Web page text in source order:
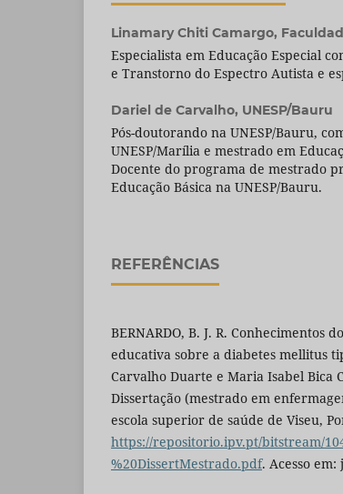
Linamary Chiti Camargo,
Especialista em Educação Especial
e Transtorno do Espectro Autista e
Dariel de Carvalho, UNESP/Bauru
Pós-doutorando na UNESP/Bauru,
UNESP/Marília e mestrado em
Docente do programa de mestrado
Educação Básica na UNESP/Bauru.
REFERÊNCIAS
BERNARDO, B. J. R. Conhecimentos
educativa sobre a diabetes mellitus
Carvalho Duarte e Maria Isabel Bica
Dissertação (mestrado em
escola superior de saúde de Viseu,
https://repositorio.ipv.pt/bitstream/
%20DissertMestrado.pdf. Acesso em: